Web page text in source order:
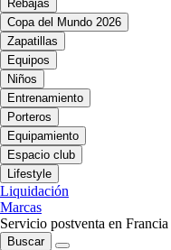
Rebajas
Copa del Mundo 2026
Zapatillas
Equipos
Niños
Entrenamiento
Porteros
Equipamiento
Espacio club
Lifestyle
Liquidación
Marcas
Servicio postventa en Francia
Buscar